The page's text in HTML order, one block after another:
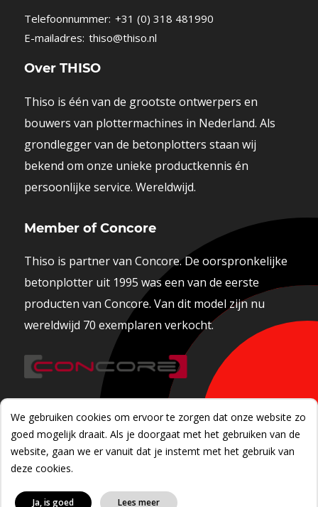
Telefoonnummer: +31 (0) 318 481990
E-mailadres: thiso@thiso.nl
Over THISO
Thiso is één van de grootste ontwerpers en
bouwers van plottermachines in Nederland. Als
grondlegger van de betonplotters staan wij
bekend om onze unieke productkennis én
persoonlijke service. Wereldwijd.
Member of Concore
Thiso is partner van Concore. De oorspronkelijke
betonplotter uit 1995 was een van de eerste
producten van Concore. Van dit model zijn nu
wereldwijd 70 exemplaren verkocht.
Copyright © 2026 THISO Industrial Automation BV
Privacy policy
Ontwerp & RealisatieWebvriend
We gebruiken cookies om ervoor te zorgen dat onze website zo
goed mogelijk draait. Als je doorgaat met het gebruiken van de
website, gaan we er vanuit dat je instemt met het gebruik van
deze cookies.
Ja, is goed Lees meer